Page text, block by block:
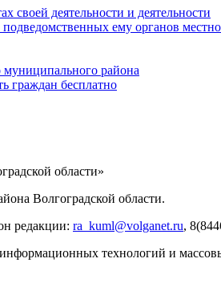
своей деятельности и деятельности
ему органов
района
граждан бесплатно
области»
Волгоградской области.
редакции: ra_kuml@volganet.ru,
информационных технологий и